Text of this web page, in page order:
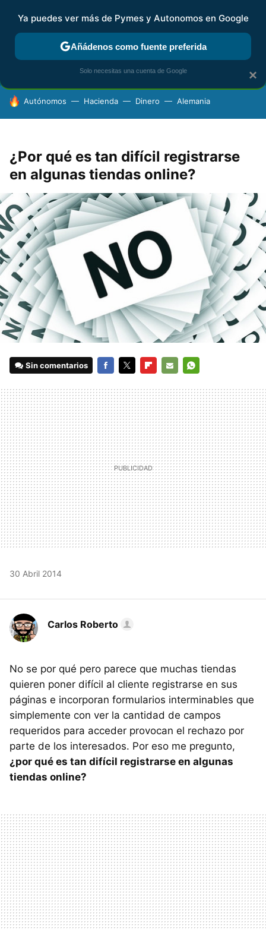
FISCALIDAD Y CONTABILIDAD KIT DIGITAL RENTA
HOY SE HABLA DE
Autónomos Hacienda Dinero Alemania
¿Por qué es tan difícil registrarse
en algunas tiendas online?
Sin comentarios
MAIL
30 Abril 2014
Carlos Roberto
No se por qué pero parece que muchas tiendas
quieren poner difícil al cliente registrarse en sus
páginas e incorporan formularios interminables que
simplemente con ver la cantidad de campos
requeridos para acceder provocan el rechazo por
parte de los interesados. Por eso me pregunto,
¿por qué es tan difícil registrarse en algunas
tiendas online?
×
Ya puedes ver más de Pymes y Autonomos en Google
Añádenos como fuente preferida
Solo necesitas una cuenta de Google